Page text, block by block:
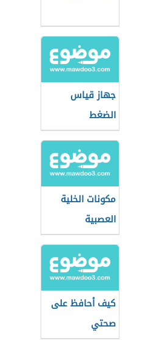
جهاز قياس
الضغط
مكونات الخلية
العصبية
كيف أحافظ على
صحتي